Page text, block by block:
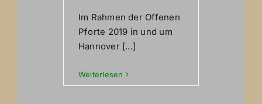
Im Rahmen der Offenen
Pforte 2019 in und um
Hannover [...]
Weiterlesen